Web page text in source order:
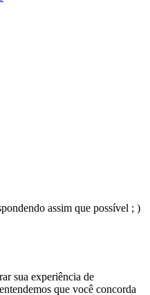
assim que possível ; )
sua experiência de
que você concorda